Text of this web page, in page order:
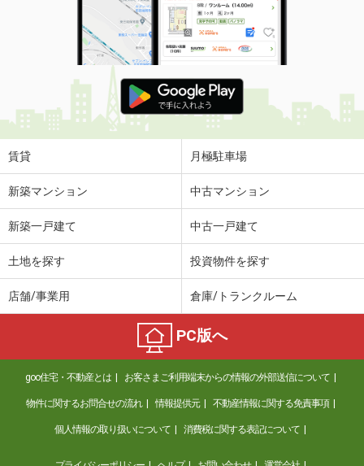
賃貸 月極駐車場
新築マンション 中古マンション
新築一戸建て 中古一戸建て
土地を探す 投資物件を探す
店舗/事業用 倉庫/トランクルーム
PC版へ
goo住宅・不動産とは お客さまご利用端末からの情報の外部送信について
物件に関するお問合せの流れ 情報提供元 不動産情報に関する免責事項
個人情報の取り扱いについて 消費税に関する表記について